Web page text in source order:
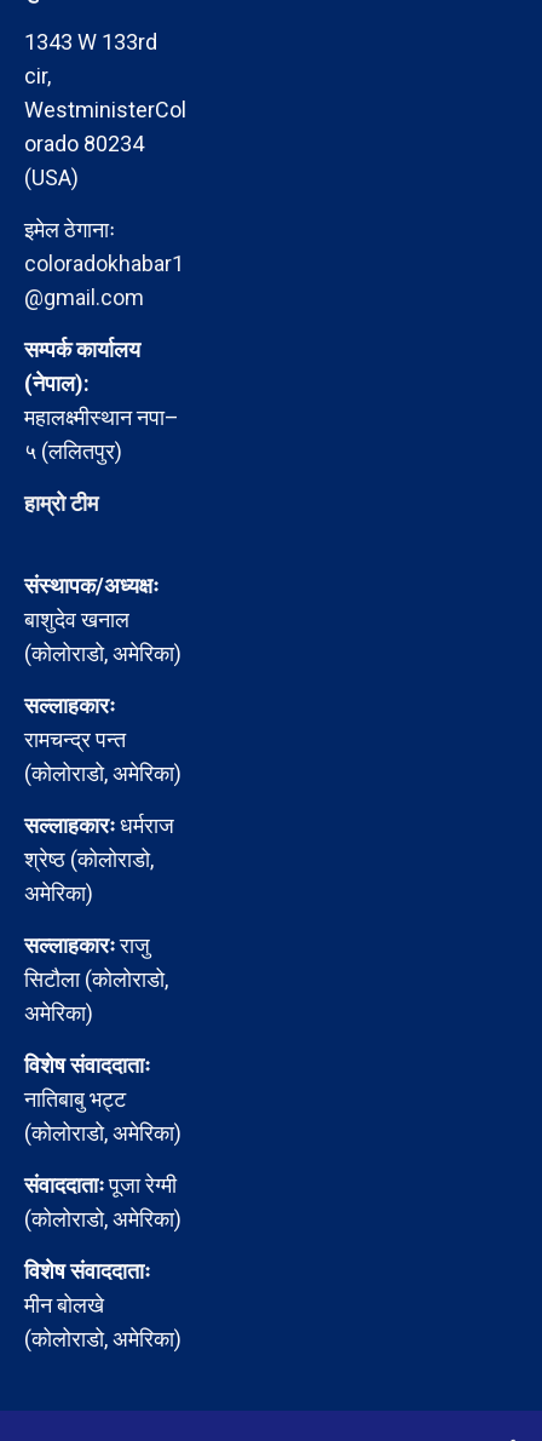
1343 W 133rd
cir,
WestministerCol
orado 80234
(USA)
इमेल ठेगानाः
coloradokhabar1
@gmail.com
सम्पर्क कार्यालय
(नेपाल):
महालक्ष्मीस्थान नपा–
५ (ललितपुर)
हाम्रो टीम
संस्थापक/अध्यक्षः
बाशुदेव खनाल
(कोलोराडो, अमेरिका)
सल्लाहकारः
रामचन्द्र पन्त
(कोलोराडो, अमेरिका)
सल्लाहकारःधर्मराज
श्रेष्ठ (कोलोराडो,
अमेरिका)
सल्लाहकारःराजु
सिटौला (कोलोराडो,
अमेरिका)
विशेष संवाददाताः
नातिबाबु भट्ट
(कोलोराडो, अमेरिका)
संवाददाताःपूजा रेग्मी
(कोलोराडो, अमेरिका)
विशेष संवाददाताः
मीन बोलखे
(कोलोराडो, अमेरिका)